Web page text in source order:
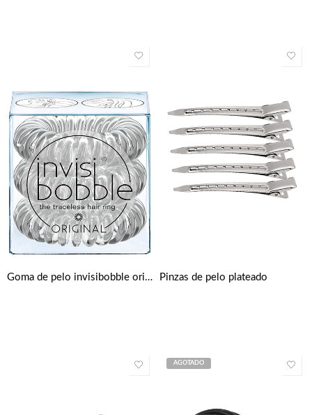
Goma de pelo invisibobble original (3 unidades) – Crystal Clear Pinzas de pelo plateado
AGOTADO